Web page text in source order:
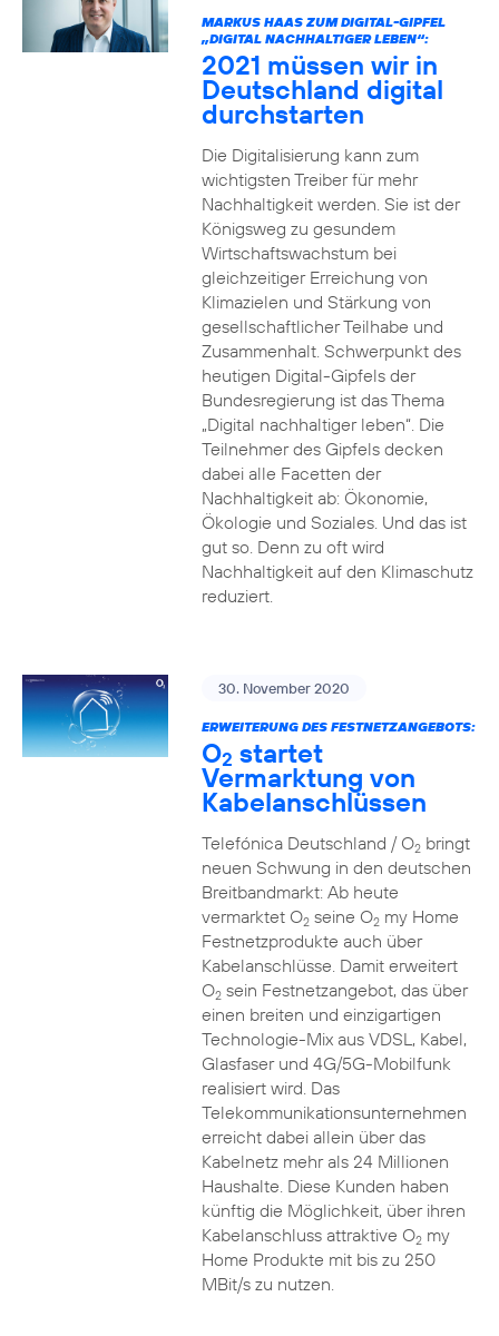
MARKUS HAAS ZUM DIGITAL-GIPFEL
„DIGITAL NACHHALTIGER LEBEN“:
2021 müssen wir in
Deutschland digital
durchstarten
Die Digitalisierung kann zum
wichtigsten Treiber für mehr
Nachhaltigkeit werden. Sie ist der
Königsweg zu gesundem
Wirtschaftswachstum bei
gleichzeitiger Erreichung von
Klimazielen und Stärkung von
gesellschaftlicher Teilhabe und
Zusammenhalt. Schwerpunkt des
heutigen Digital-Gipfels der
Bundesregierung ist das Thema
„Digital nachhaltiger leben“. Die
Teilnehmer des Gipfels decken
dabei alle Facetten der
Nachhaltigkeit ab: Ökonomie,
Ökologie und Soziales. Und das ist
gut so. Denn zu oft wird
Nachhaltigkeit auf den Klimaschutz
reduziert.
30. November 2020
ERWEITERUNG DES FESTNETZANGEBOTS:
O2 startet
Vermarktung von
Kabelanschlüssen
Telefónica Deutschland / O2bringt
neuen Schwung in den deutschen
Breitbandmarkt: Ab heute
vermarktet O2seine O2my Home
Festnetzprodukte auch über
Kabelanschlüsse. Damit erweitert
O2sein Festnetzangebot, das über
einen breiten und einzigartigen
Technologie-Mix aus VDSL, Kabel,
Glasfaser und 4G/5G-Mobilfunk
realisiert wird. Das
Telekommunikationsunternehmen
erreicht dabei allein über das
Kabelnetz mehr als 24 Millionen
Haushalte. Diese Kunden haben
künftig die Möglichkeit, über ihren
Kabelanschluss attraktive O2my
Home Produkte mit bis zu 250
MBit/s zu nutzen.